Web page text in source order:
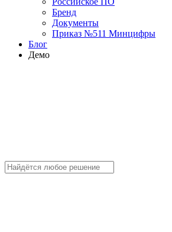
Бренд
Документы
Приказ №511 Минцифры
Блог
Демо